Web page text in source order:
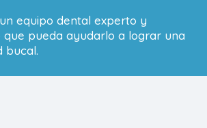
equipo dental experto y
pueda ayudarlo a lograr una
bucal.